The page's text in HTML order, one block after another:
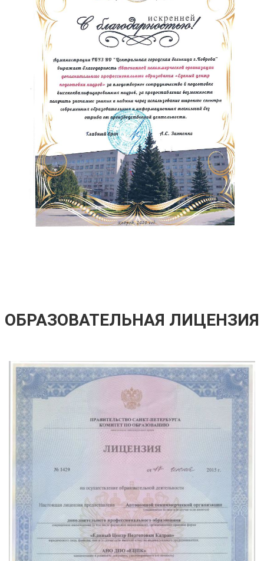
ОБРАЗОВАТЕЛЬНАЯ ЛИЦЕНЗИЯ